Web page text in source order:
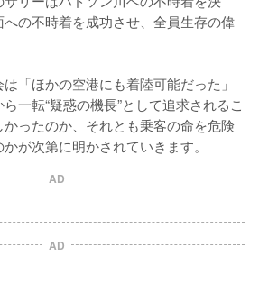
の不時着を成功させ、全員生存の偉
「ほかの空港にも着陸可能だった」
一転“疑惑の機長”として追求されるこ
ったのか、それとも乗客の命を危険
が次第に明かされていきます。
AD
AD